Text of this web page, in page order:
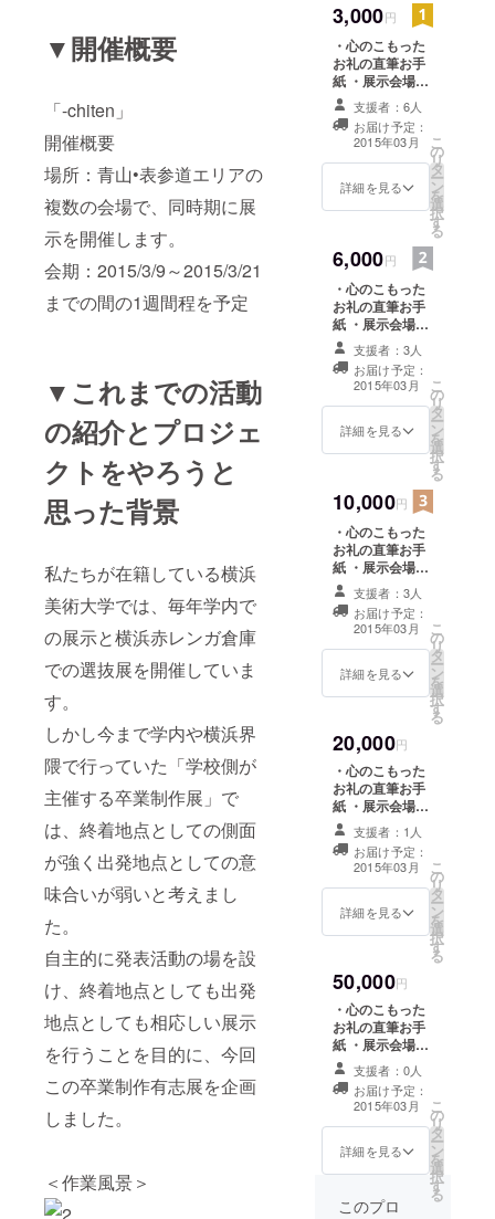
▼開催概要
「-chiten」
開催概要
場所：青山•表参道エリアの
複数の会場で、同時期に展
示を開催します。
会期：2015/3/9～2015/3/21
までの間の1週間程を予定
▼これまでの活動
の紹介とプロジェ
クトをやろうと
思った背景
私たちが在籍している横浜
美術大学では、毎年学内で
の展示と横浜赤レンガ倉庫
での選抜展を開催していま
す。
しかし今まで学内や横浜界
隈で行っていた「学校側が
主催する卒業制作展」で
は、終着地点としての側面
が強く出発地点としての意
味合いが弱いと考えまし
た。
自主的に発表活動の場を設
け、終着地点としても出発
地点としても相応しい展示
を行うことを目的に、今回
この卒業制作有志展を企画
しました。
＜作業風景＞
3,000円
・心のこもった
お礼の直筆お手
紙 ・展示会場の
様子をご報告 ・
ポストカード3枚
・HPにお名前の
記載 ・展示パン
フレット
支援者：6人
お届け予定：
2015年03月
詳細を見る
こ
の
リ
タ
ー
ン
を
選
択
す
る
6,000円
・心のこもった
お礼の直筆お手
紙 ・展示会場の
様子をご報告 ・
ポストカード3枚
・HPにお名前の
記載 ・展示パン
フレット ・オリ
ジナルTシャツ1
支援者：3人
お届け予定：
2015年03月
詳細を見る
こ
の
リ
タ
ー
ン
を
選
択
す
る
10,000円
・心のこもった
お礼の直筆お手
紙 ・展示会場の
様子をご報告 ・
ポストカード3枚
・HPにスペシャ
ルサンクスとし
てお名前の記載
・展示パンフ
会場にお名前の
記載 ・オリジナ
ルTシャツ1枚
支援者：3人
お届け予定：
2015年03月
詳細を見る
こ
の
リ
タ
ー
ン
を
選
択
す
る
20,000円
・心のこもった
お礼の直筆お手
紙 ・展示会場の
様子をご報告 ・
ポストカード3枚
・すべての広告
物、HPにエグゼ
クティブサポー
ターとしてお名
前の記載 ・展示
ゼクティブサ
ポーターとして
会場にお名前の
記載 ・オリジナ
ルTシャツ1枚 ・
オリジナルトー
トバッグ1個
支援者：1人
お届け予定：
2015年03月
詳細を見る
こ
の
リ
タ
ー
ン
を
選
択
す
る
50,000円
・心のこもった
お礼の直筆お手
紙 ・展示会場の
様子をご報告 ・
ポストカード3枚
・協賛として全
ての広告物・HP
に企業名の記載
・展示パンフ
会場に企業名の
支援者：0人
お届け予定：
2015年03月
詳細を見る
こ
の
リ
タ
ー
ン
を
選
択
す
る
このプロ